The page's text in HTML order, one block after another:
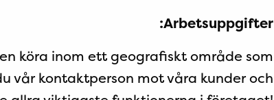
Arbetsuppgifter:
köra inom ett geografiskt område som
vår kontaktperson mot våra kunder och